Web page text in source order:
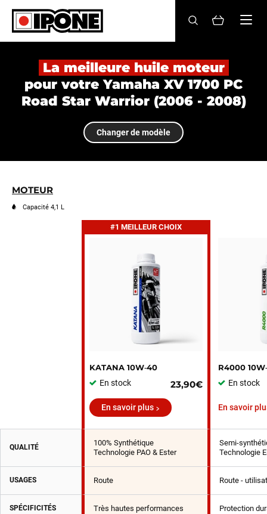
Ipone
HUILES MOTEUR
ENTRETIEN
MAINTENANCE
Revendeurs
BE
La meilleure huile moteur
pour votre Yamaha XV 1700 PC
Road Star Warrior (2006 - 2008)
Changer de modèle
MOTEUR
Capacité 4,1 L
#1 MEILLEUR CHOIX
KATANA 10W‑40
En stock
23,90€
R4000
En stock
En savoir plus En savoir
QUALITÉ
100% Synthétique
Technologie PAO & Ester
Semi-
Technologie
USAGES Route Route -
SPÉCIFICITÉS Très hautes performances Protection